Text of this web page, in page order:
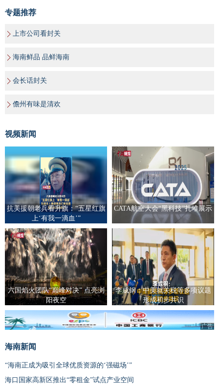
专题推荐
上市公司看封关
海南鲜品 品鲜海南
会长话封关
儋州有味是清欢
视频新闻
抗美援朝老兵看升旗：“五星红旗
上‘有我一滴血’”
CATA航空大会“黑科技”扎堆展示
六国焰火团队“巅峰对决” 点亮浏
阳夜空
李成钢：中美就关税等多项议题
形成初步共识
广告
海南新闻
“海南正成为吸引全球优质资源的‘强磁场’”
海口国家高新区推出“零租金”试点产业空间